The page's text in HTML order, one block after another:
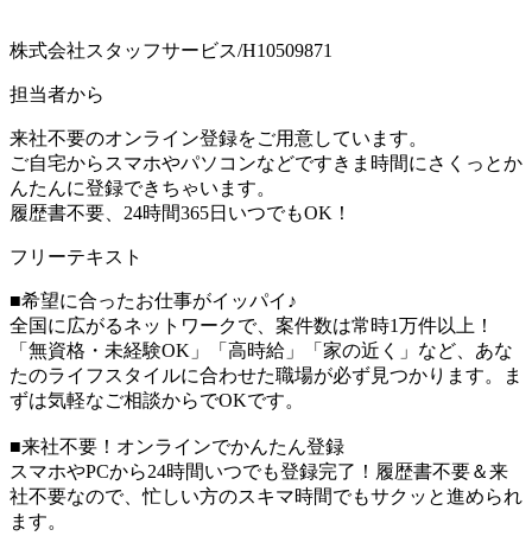
株式会社スタッフサービス/H10509871
担当者から
来社不要のオンライン登録をご用意しています。
ご自宅からスマホやパソコンなどですきま時間にさくっとか
んたんに登録できちゃいます。
履歴書不要、24時間365日いつでもOK！
フリーテキスト
■希望に合ったお仕事がイッパイ♪
全国に広がるネットワークで、案件数は常時1万件以上！
「無資格・未経験OK」「高時給」「家の近く」など、あな
たのライフスタイルに合わせた職場が必ず見つかります。ま
ずは気軽なご相談からでOKです。
■来社不要！オンラインでかんたん登録
スマホやPCから24時間いつでも登録完了！履歴書不要＆来
社不要なので、忙しい方のスキマ時間でもサクッと進められ
ます。